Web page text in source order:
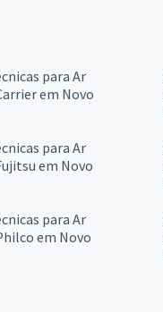
para Ar
em Novo
para Ar
em Novo
para Ar
em Novo